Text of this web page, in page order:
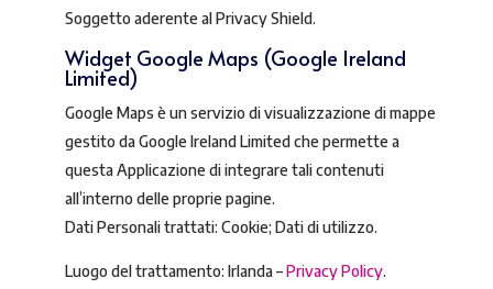
Soggetto aderente al Privacy Shield.
Widget Google Maps (Google Ireland
Limited)
Google Maps è un servizio di visualizzazione di mappe
gestito da Google Ireland Limited che permette a
questa Applicazione di integrare tali contenuti
all’interno delle proprie pagine.
Dati Personali trattati: Cookie; Dati di utilizzo.
Luogo del trattamento: Irlanda –Privacy Policy.